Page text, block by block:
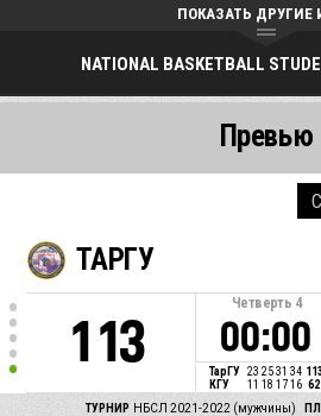
NATIONAL BASKETBALL
ПОКАЗАТЬ ДРУГИЕ
ТАРГУ
113
Четверть 4
00:00
ТарГУ 23 25 31 34 113
КГУ
11 18 17 16 62
ТУРНИР НБСЛ 2021-2022 (мужчины)
Превью